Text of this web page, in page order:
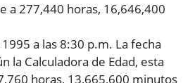
a 277,440 horas, 16,646,400
a las 8:30 p.m. La fecha
la Calculadora de Edad, esta
horas, 13,665,600 minutos